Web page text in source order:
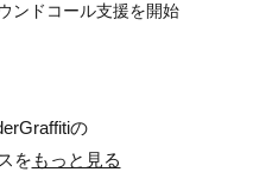
ンドコール支援を開始
の
をもっと見る